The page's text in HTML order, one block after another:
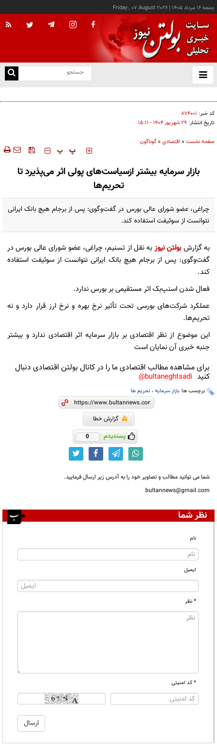
جمعه ۱۶ مرداد ۱۴۰۵ |
Friday , 07 August 2026
باز
و
کد خبر: ۸۷۴۰۰۱
تاریخ انتشار: ۲۹ شهريور ۱۴۰۴ - ۱۵:۱۱
صفحه نخست » اقتصادی »گوناگون
‍‍‍ پ پ
بازار سرمایه بیشتر ازسیاست‌های پولی اثر می‌پذیرد تا
تحریم‌ها
چراغی، عضو شورای عالی بورس در گفت‌وگوی: پس از برجام هیچ بانک ایرانی
نتوانست از سوئیفت استفاده کند.
به گزارشبولتن نیوز به نقل از تسنیم، چراغی، عضو شورای عالی بورس در
گفت‌وگوی: پس از برجام هیچ بانک ایرانی نتوانست از سوئیفت استفاده
کند.
فعال شدن اسنپ‌بک اثر مستقیمی بر بورس ندارد.
عملکرد شرکت‌های بورسی تحت تأثیر نرخ بهره و نرخ ارز قرار دارد و نه
تحریم‌ها.
این موضوع از نظر اقتصادی بر بازار سرمایه اثر اقتصادی ندارد و بیشتر
جنبه خبری آن نمایان است
برای مشاهده مطالب اقتصادی ما را در کانال بولتن اقتصادی دنبال
کنید bultaneghtsadi@
برچسب ها: بازار سرمایه ، تحریم ها
گزارش خطا
پسندیدم 0
شما می توانید مطالب و تصاویر خود را به آدرس زیر ارسال فرمایید.
bultannews@gmail.com
نظر شما
نام
ایمیل
* نظر
* کد امنیتی